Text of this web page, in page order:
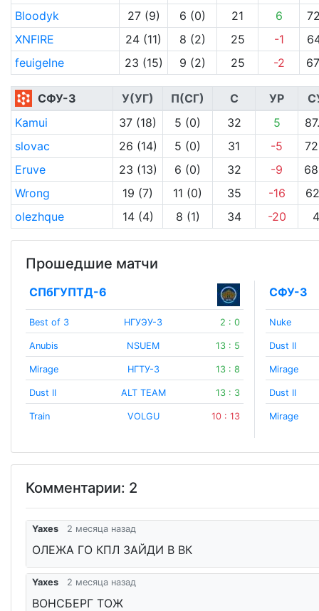
Bloodyk
27 (9) 6 (0) 21 6
XNFIRE
24 (11) 8 (2) 25 -1
feuigelne
23 (15) 9 (2) 25 -2
СФУ-3 У(УГ) П(СГ) С УР
Kamui
37 (18) 5 (0) 32 5
slovac
26 (14) 5 (0) 31 -5
Eruve
23 (13) 6 (0) 32 -9
Wrong
19 (7) 11 (0) 35 -16
olezhque
14 (4) 8 (1) 34 -20
Прошедшие матчи
СПбГУПТД-6
Best of 3 НГУЭУ-3 2 : 0
Anubis NSUEM 13 : 5
Mirage НГТУ-3 13 : 8
Dust II ALT TEAM 13 : 3
Train VOLGU 10 : 13
СФУ-3
Nuke
Dust II
Mirage
Dust II
Mirage
Комментарии: 2
Yaxes 2 месяца назад
ОЛЕЖА ГО КПЛ ЗАЙДИ В ВК
Yaxes 2 месяца назад
ВОНСБЕРГ ТОЖ